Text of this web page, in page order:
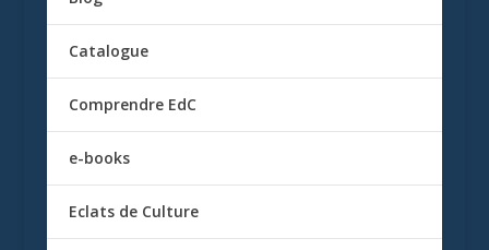
Catalogue
Comprendre EdC
e-books
Eclats de Culture